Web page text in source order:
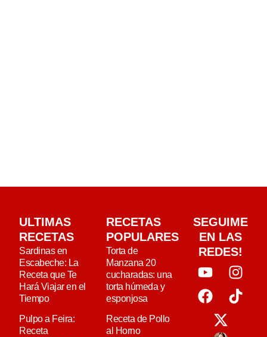
ULTIMAS
RECETAS
Sardinas en
Escabeche: La
Receta que Te
Hará Viajar en el
Tiempo
Pulpo a Feira:
Receta
RECETAS
POPULARES
Torta de
Manzana 20
cucharadas: una
torta húmeda y
esponjosa
Receta de Pollo
al Horno
SEGUIME
EN LAS
REDES!